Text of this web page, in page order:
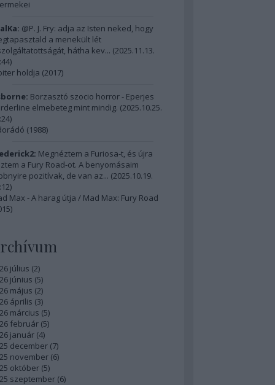
@P. J. Fry: adja az Isten neked, hogy
a menekült lét
hátha kev... (2025.11.13.
)
holdja (2017)
Borzasztó szocio horror - Eperjes
elmebeteg mint mindig. (2025.10.25.
)
(1988)
Megnéztem a Furiosa-t, és újra
a Fury Road-ot. A benyomásaim
pozitívak, de van az... (2025.10.19.
)
Max - A harag útja / Mad Max: Fury Road
július (2)
június (5)
május (2)
április (3)
március (5)
február (5)
január (4)
december (7)
november (6)
október (5)
szeptember (6)